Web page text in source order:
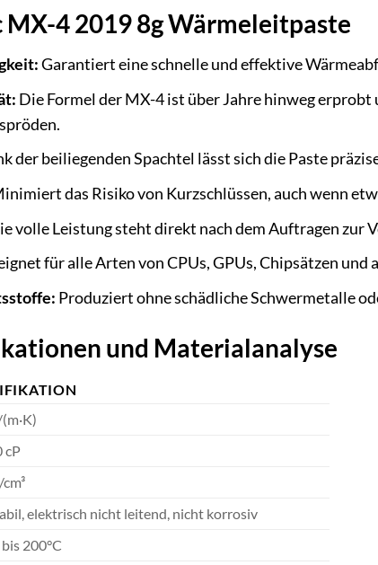
4 2019 8g Wärmeleitpaste
Garantiert eine schnelle und effektive
Die Formel der MX-4 ist über Jahre hinweg
der beiliegenden Spachtel lässt sich die Paste
das Risiko von Kurzschlüssen, auch wenn
volle Leistung steht direkt nach dem Auftragen zur
für alle Arten von CPUs, GPUs, Chipsätzen
Produziert ohne schädliche Schwermetalle
und Materialanalyse
cP
elektrisch nicht leitend, nicht korrosiv
200°C